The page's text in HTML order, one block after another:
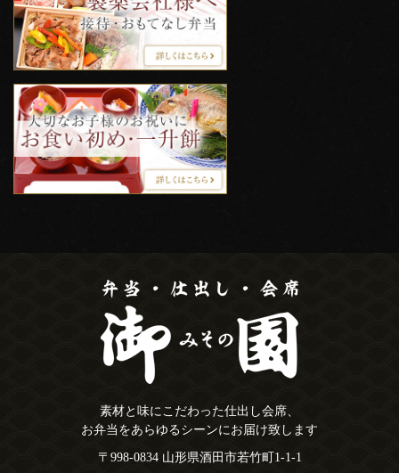
素材と味にこだわった仕出し会席、
お弁当をあらゆるシーンにお届け致します
〒998-0834 山形県酒田市若竹町1-1-1